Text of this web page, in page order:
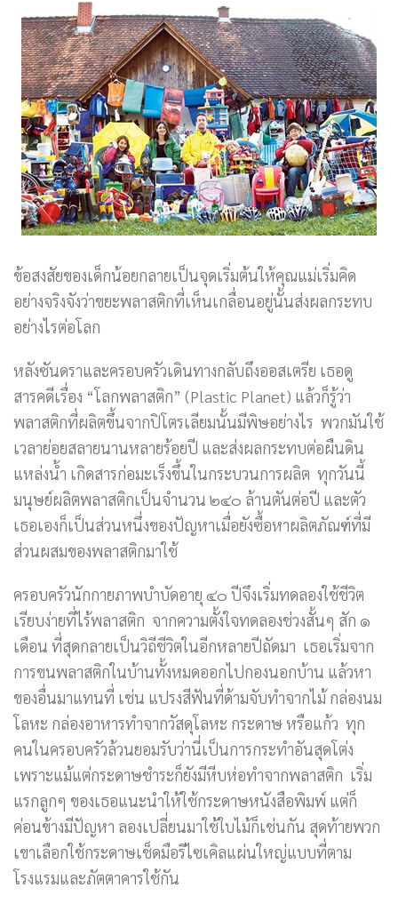
ข้อสงสัยของเด็กน้อยกลายเป็นจุดเริ่มต้นให้คุณแม่เริ่มคิด
อย่างจริงจังว่าขยะพลาสติกที่เห็นเกลื่อนอยู่นั้นส่งผลกระทบ
อย่างไรต่อโลก
หลังซันดราและครอบครัวเดินทางกลับถึงออสเตรีย เธอดู
สารคดีเรื่อง “โลกพลาสติก” (Plastic Planet) แล้วก็รู้ว่า
พลาสติกที่ผลิตขึ้นจากปิโตรเลียมนั้นมีพิษอย่างไร พวกมันใช้
เวลาย่อยสลายนานหลายร้อยปี และส่งผลกระทบต่อผืนดิน
แหล่งน้ำ เกิดสารก่อมะเร็งขึ้นในกระบวนการผลิต ทุกวันนี้
มนุษย์ผลิตพลาสติกเป็นจำนวน ๒๔๐ ล้านตันต่อปี และตัว
เธอเองก็เป็นส่วนหนึ่งของปัญหาเมื่อยังซื้อหาผลิตภัณฑ์ที่มี
ส่วนผสมของพลาสติกมาใช้
ครอบครัวนักกายภาพบำบัดอายุ ๔๐ ปีจึงเริ่มทดลองใช้ชีวิต
เรียบง่ายที่ไร้พลาสติก จากความตั้งใจทดลองช่วงสั้นๆ สัก ๑
เดือน ที่สุดกลายเป็นวิถีชีวิตในอีกหลายปีถัดมา เธอเริ่มจาก
การขนพลาสติกในบ้านทั้งหมดออกไปกองนอกบ้าน แล้วหา
ของอื่นมาแทนที่ เช่น แปรงสีฟันที่ด้ามจับทำจากไม้ กล่องนม
โลหะ กล่องอาหารทำจากวัสดุโลหะ กระดาษ หรือแก้ว ทุก
คนในครอบครัวล้วนยอมรับว่านี่เป็นการกระทำอันสุดโต่ง
เพราะแม้แต่กระดาษชำระก็ยังมีหีบห่อทำจากพลาสติก เริ่ม
แรกลูกๆ ของเธอแนะนำให้ใช้กระดาษหนังสือพิมพ์ แต่ก็
ค่อนข้างมีปัญหา ลองเปลี่ยนมาใช้ใบไม้ก็เช่นกัน สุดท้ายพวก
เขาเลือกใช้กระดาษเช็ดมือรีไซเคิลแผ่นใหญ่แบบที่ตาม
โรงแรมและภัตตาคารใช้กัน